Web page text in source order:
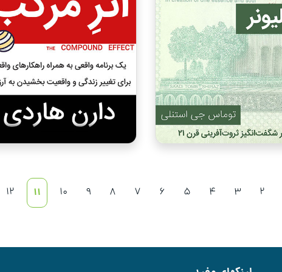
2
3
4
5
6
7
8
9
10
11
12